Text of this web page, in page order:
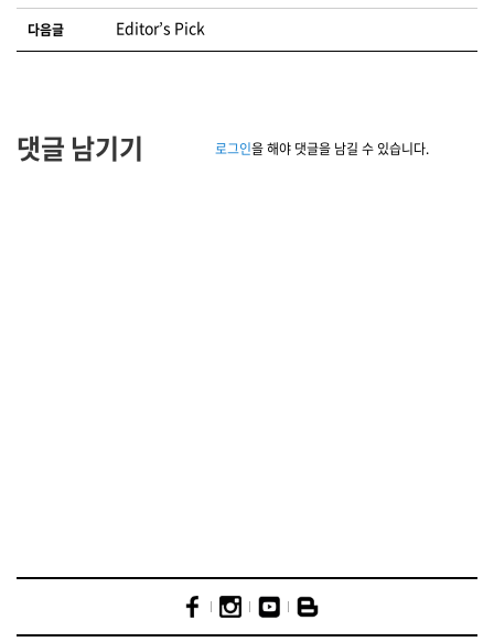
다음글 Editor’s Pick
댓글 남기기 로그인을 해야 댓글을 남길 수 있습니다.